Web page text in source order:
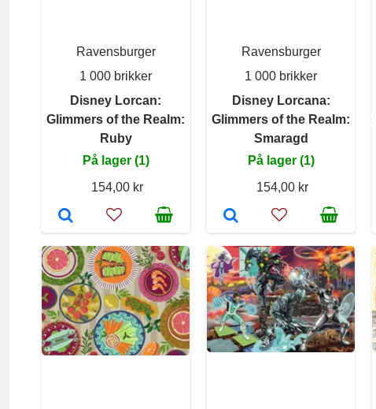
Ravensburger
1 000 brikker
Disney Lorcan:
Glimmers of the Realm:
Ruby
På lager (1)
154,00 kr
Ravensburger
1 000 brikker
Disney Lorcana:
Glimmers of the Realm:
Smaragd
På lager (1)
154,00 kr